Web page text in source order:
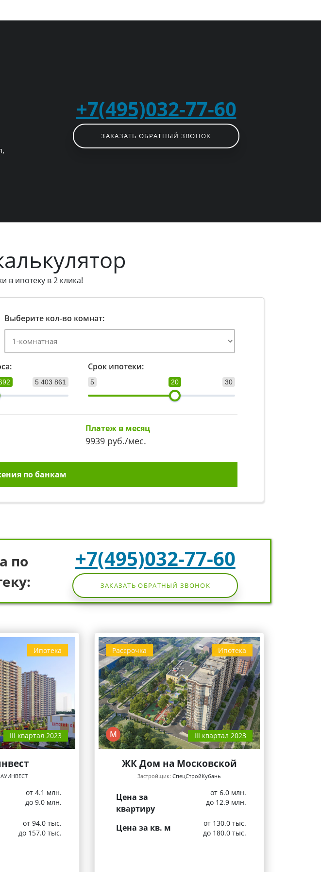
+7(495)032-77-60
ЗАКАЗАТЬ ОБРАТНЫЙ ЗВОНОК
в ипотеку в 2 клика!
Выберите кол-во комнат:
5 403 861
Срок ипотеки:
5 30
20
Платеж в месяц
9939руб./мес.
по банкам
по
+7(495)032-77-60
ЗАКАЗАТЬ ОБРАТНЫЙ ЗВОНОК
Ипотека
III квартал 2023
от 4.1 млн.
до 9.0 млн.
от 94.0 тыс.
до 157.0 тыс.
Ипотека
Рассрочка
М III квартал 2023
ЖК Дом на Московской
Застройщик: СпецСтройКубань
Цена за
квартиру
от 6.0 млн.
до 12.9 млн.
Цена за кв. м
от 130.0 тыс.
до 180.0 тыс.